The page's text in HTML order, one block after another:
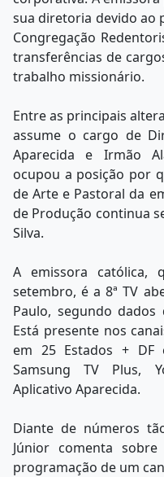
sua diretoria devido ao
Congregação
transferências de
trabalho missionário.
Entre as principais
assume o cargo de
Aparecida e Irmão
ocupou a posição por
de Arte e Pastoral da
de Produção continua
Silva.
A emissora católica,
setembro, é a 8ª TV
Paulo, segundo
Está presente nos
em 25 Estados + DF
Samsung TV Plus,
Aplicativo Aparecida.
Diante de números
Júnior comenta
programação de um